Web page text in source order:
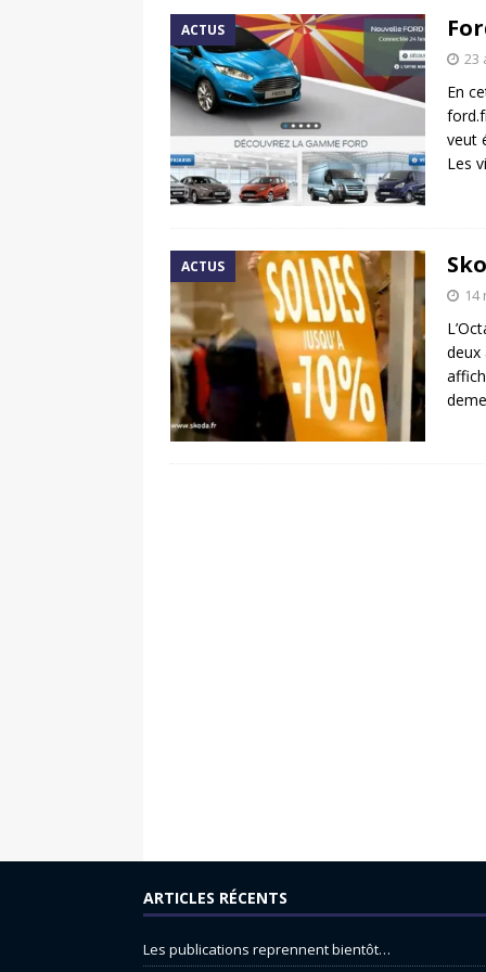
ACTUS
23
En
veut
Les
ACTUS
14
deux
ARTICLES RÉCENTS
Les publications reprennent bientôt…